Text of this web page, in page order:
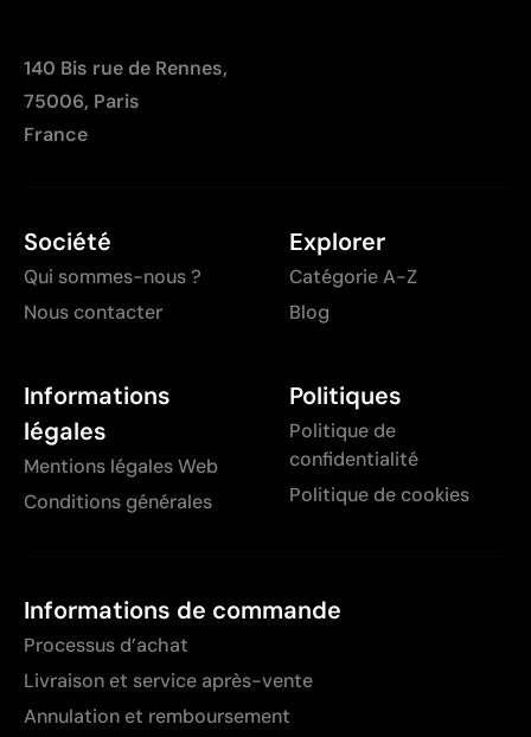
140 Bis rue de Rennes,
75006, Paris
France
Société
Qui sommes-nous ?
Nous contacter
Explorer
Catégorie A-Z
Blog
Informations
légales
Mentions légales Web
Conditions générales
Politiques
Politique de
confidentialité
Politique de cookies
Informations de commande
Processus d’achat
Livraison et service après-vente
Annulation et remboursement